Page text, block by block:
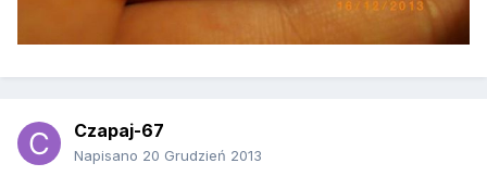
Czapaj-67
Napisano 20 Grudzień 2013